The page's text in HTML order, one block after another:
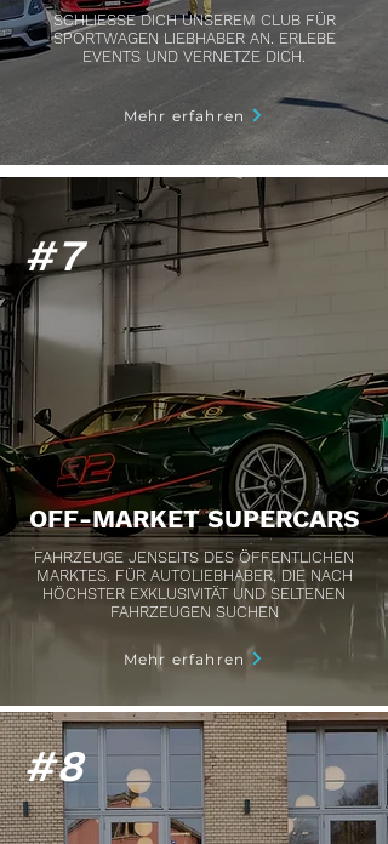
SCHLIESSE DICH UNSEREM CLUB FÜR
SPORTWAGEN LIEBHABER AN. ERLEBE
EVENTS UND VERNETZE DICH.
Mehr erfahren
#7
OFF-MARKET SUPERCARS
FAHRZEUGE JENSEITS DES ÖFFENTLICHEN
MARKTES. FÜR AUTOLIEBHABER, DIE NACH
HÖCHSTER EXKLUSIVITÄT UND SELTENEN
FAHRZEUGEN SUCHEN
Mehr erfahren
#8